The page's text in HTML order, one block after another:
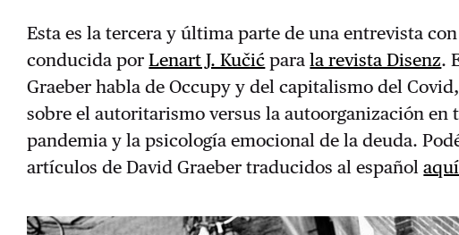
Esta es la tercera y última parte de una entrevista
conducida porLenart J. Kučić parala revista Disenz.
Graeber habla de Occupy y del capitalismo del
sobre el autoritarismo versus la autoorganización en
pandemia y la psicología emocional de la deuda.
artículos de David Graeber traducidos al españolaquí